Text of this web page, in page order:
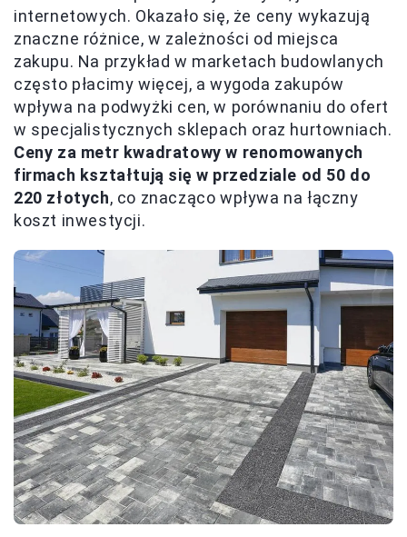
internetowych. Okazało się, że ceny wykazują
znaczne różnice, w zależności od miejsca
zakupu. Na przykład w marketach budowlanych
często płacimy więcej, a wygoda zakupów
wpływa na podwyżki cen, w porównaniu do ofert
w specjalistycznych sklepach oraz hurtowniach.
Ceny za metr kwadratowy w renomowanych
firmach kształtują się w przedziale od 50 do
220 złotych, co znacząco wpływa na łączny
koszt inwestycji.